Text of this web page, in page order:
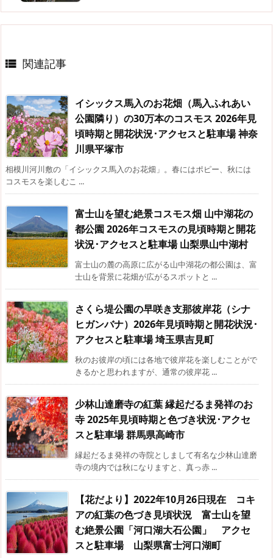
 関連記事
イシックス馬入のお花畑（馬入ふれあい
公園隣り）の30万本のコスモス 2026年見
頃時期と開花状況･アクセスと駐車場 神奈
川県平塚市
相模川河川敷の「イシックス馬入のお花畑」。春にはポピー、秋には
コスモスを楽しむこ ...
富士山を望む絶景コスモス畑 山中湖花の
都公園 2026年コスモスの見頃時期と開花
状況･アクセスと駐車場 山梨県山中湖村
富士山の麓の高原に広がる山中湖花の都公園は、富
士山を背景に花畑が広がるスポットと ...
さくら堤公園の早咲き支那彼岸花（シナ
ヒガンバナ）2026年見頃時期と開花状況･
アクセスと駐車場 埼玉県吉見町
秋のお彼岸の頃には各地で彼岸花を楽しむことがで
きるかと思われますが、通常の彼岸花 ...
少林山達磨寺の紅葉 縁起だるま発祥のお
寺 2025年見頃時期と色づき状況･アクセ
スと駐車場 群馬県高崎市
縁起だるま発祥の寺院としまして有名な少林山達磨
寺の境内では秋になりますと、真っ赤 ...
【花だより】2022年10月26日現在 コキ
アの紅葉の色づき見頃状況 富士山を望
む絶景公園「河口湖大石公園」 アクセ
スと駐車場 山梨県富士河口湖町